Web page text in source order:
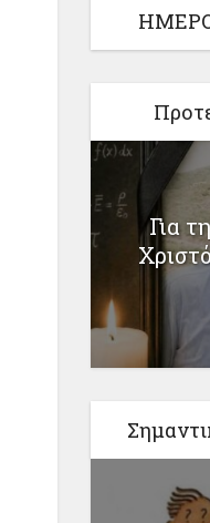
Για